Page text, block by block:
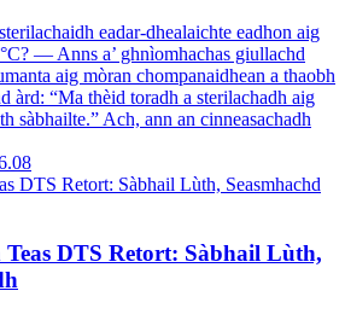
eadar-dhealaichte eadhon aig
— Anns a’ ghnìomhachas giullachd
aig mòran chompanaidhean a thaobh
àrd: “Ma thèid toradh a sterilachadh aig
sàbhailte.” Ach, ann an cinneasachadh
DTS Retort: ​​Sàbhail Lùth,